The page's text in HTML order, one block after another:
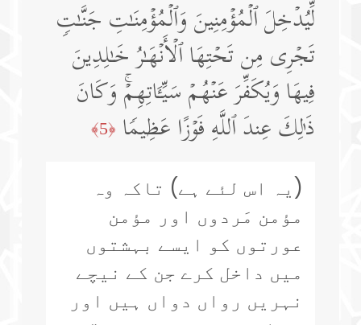
لِّیُدۡخِلَ ٱلۡمُؤۡمِنِینَ وَٱلۡمُؤۡمِنَـٰتِ جَنَّـٰتࣲ
تَجۡرِی مِن تَحۡتِهَا ٱلۡأَنۡهَـٰرُ خَـٰلِدِینَ
فِیهَا وَیُكَفِّرَ عَنۡهُمۡ سَیِّـَٔاتِهِمۡۚ وَكَانَ
ذَ ٰ⁠لِكَ عِندَ ٱللَّهِ فَوۡزًا عَظِیمࣰا ﴿5﴾
(یہ اس لئے ہے) تاکہ وہ
مؤمن مَردوں اور مؤمن
عورتوں کو ایسے بہشتوں
میں داخل کرے جن کے نیچے
نہریں رواں دواں ہیں اور